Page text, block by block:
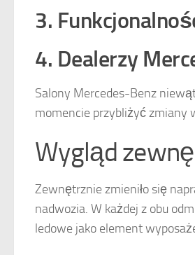
3.
4. Dealerzy
Salony Mercedes-Benz
momencie przybliżyć zmiany
Wygląd
Zewnętrznie zmieniło się
nadwozia. W każdej z obu
ledowe jako element